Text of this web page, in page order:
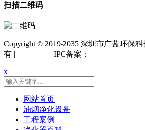
扫描二维码
Copyright © 2019-2035 深圳市广蓝环保
有 |
| IPC备案：
x
网站首页
油烟净化设备
工程案例